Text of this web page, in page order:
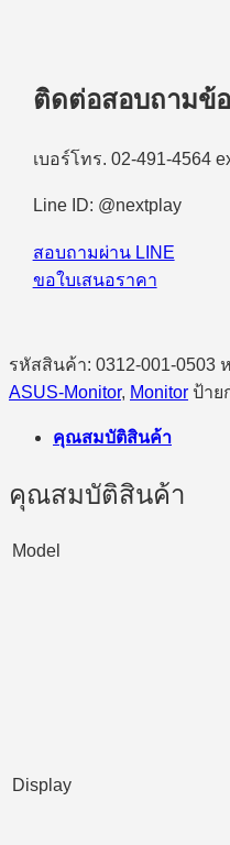
ติดต่อสอบถามข้
เบอร์โทร. 02-491-4564
Line ID: @nextplay
สอบถามผ่าน LINE
ขอใบเสนอราคา
รหัสสินค้า: 0312-001-0503
ASUS-Monitor, Monitor ป้าย
คุณสมบัติสินค้า
คุณสมบัติสินค้า
Model
Display